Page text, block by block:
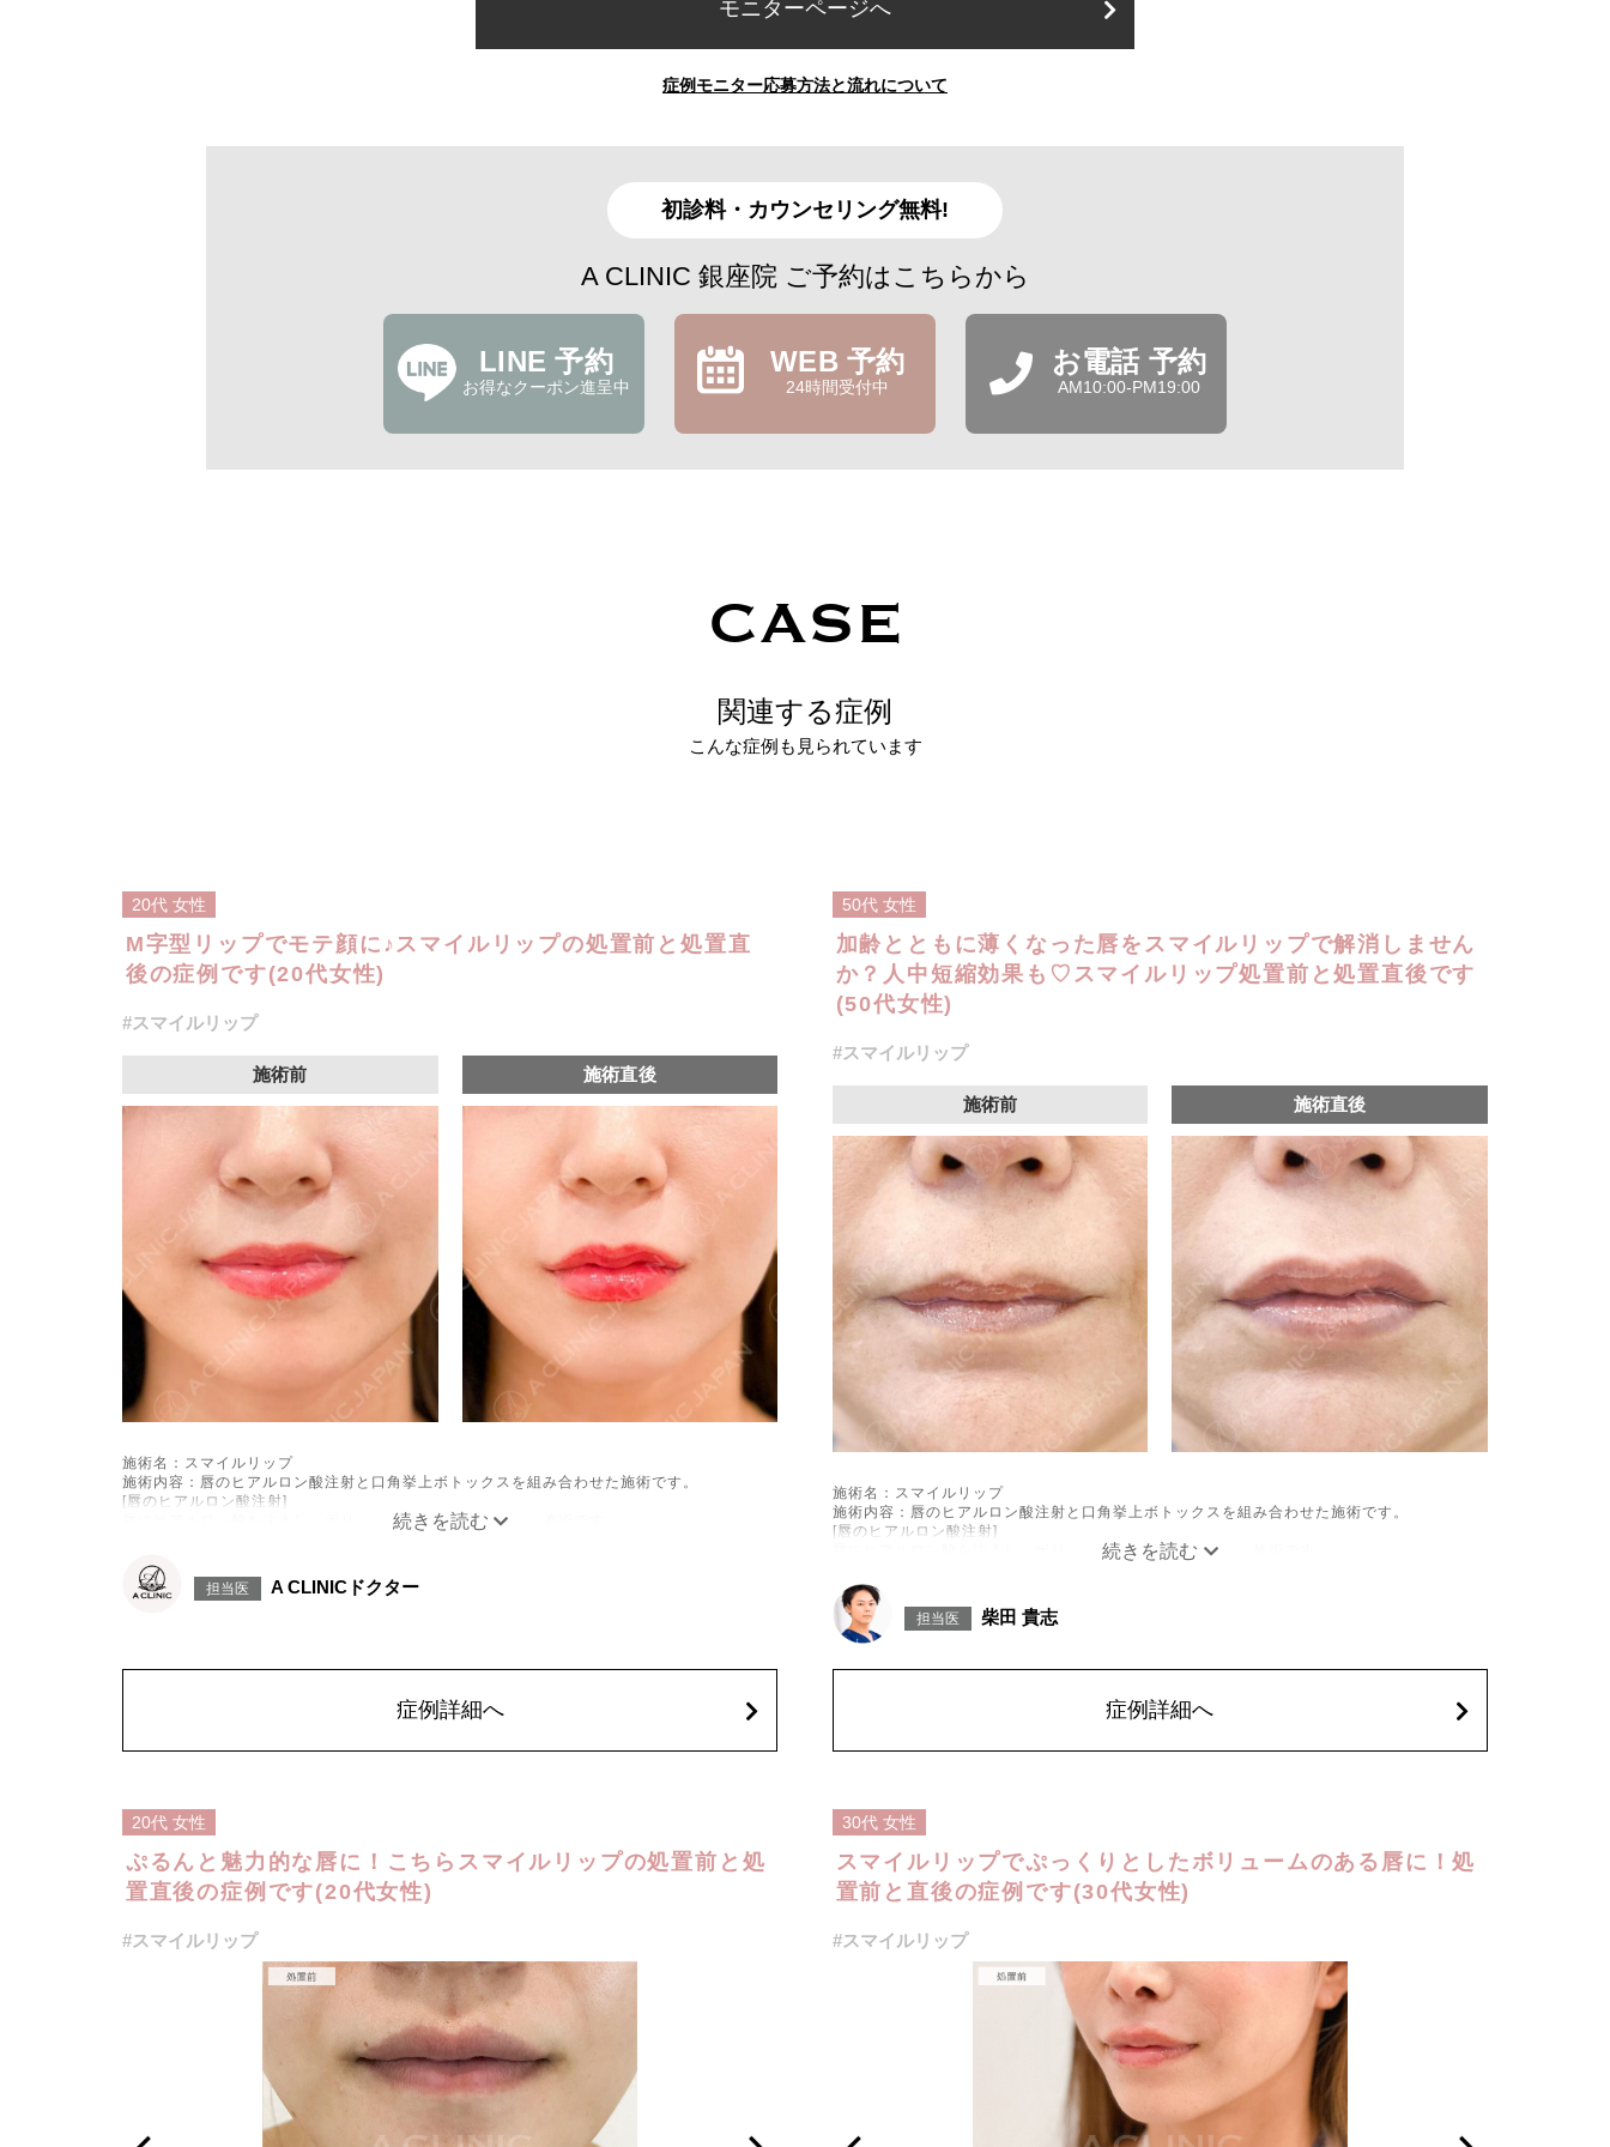
モニターページへ
症例モニター応募方法と流れについて
初診料・カウンセリング無料!
A CLINIC 銀座院 ご予約はこちらから
LINE 予約
お得なクーポン進呈中
WEB 予約
24時間受付中
お電話 予約
AM10:00-PM19:00
CASE
関連する症例
こんな症例も見られています
20代 女性
M字型リップでモテ顔に♪スマイルリップの処置前と処置直
後の症例です(20代女性)
#スマイルリップ
施術前 施術直後
施術名：スマイルリップ
施術内容：唇のヒアルロン酸注射と口角挙上ボトックスを組み合わせた施術です。
[唇のヒアルロン酸注射]
唇にヒアルロン酸を注入し、ボリュームやバランスを整える施術です。
きを抑制し、口角を上げる施術です。
施術時間：約15～20分程
性は2か月避妊して頂くようお願いします。
ジュビダームビスタボルベラXC 101,900円(税込)
担当医 A CLINICドクター
症例詳細へ
50代 女性
加齢とともに薄くなった唇をスマイルリップで解消しません
か？人中短縮効果も♡スマイルリップ処置前と処置直後です
(50代女性)
#スマイルリップ
施術前 施術直後
施術名：スマイルリップ
施術内容：唇のヒアルロン酸注射と口角挙上ボトックスを組み合わせた施術です。
[唇のヒアルロン酸注射]
唇にヒアルロン酸を注入し、ボリュームやバランスを整える施術です。
ボツリヌス菌から抽出されるタンパク質を口角を下げる筋肉(口角下制筋)へ注入し、筋肉の動
きを抑制し、口角を上げる施術です。
施術時間：約15～20分程
リスク、副作用：腫れ、赤み、内出血、痛み、突っ張り感などが生じることがございます。ま
性は2か月避妊して頂くようお願いします。
担当医 柴田 貴志
症例詳細へ
20代 女性
ぷるんと魅力的な唇に！こちらスマイルリップの処置前と処
置直後の症例です(20代女性)
#スマイルリップ
30代 女性
スマイルリップでぷっくりとしたボリュームのある唇に！処
置前と直後の症例です(30代女性)
#スマイルリップ